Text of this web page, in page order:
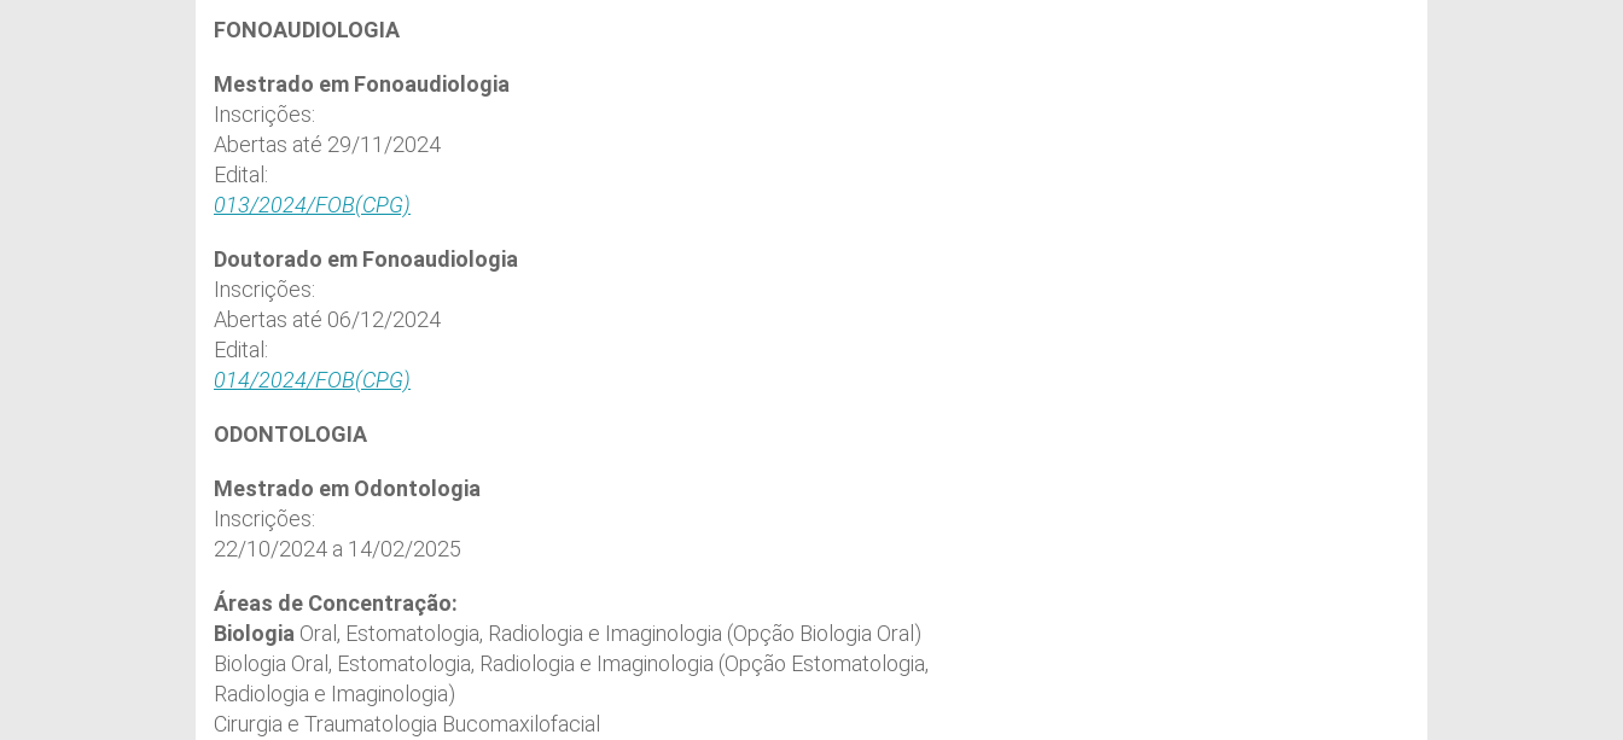
FONOAUDIOLOGIA
Mestrado em Fonoaudiologia
Inscrições:
Abertas até 29/11/2024
Edital:
013/2024/FOB(CPG)
Doutorado em Fonoaudiologia
Inscrições:
Abertas até 06/12/2024
Edital:
014/2024/FOB(CPG)
ODONTOLOGIA
Mestrado em Odontologia
Inscrições:
22/10/2024 a 14/02/2025
Áreas de Concentração:
Biologia Oral, Estomatologia, Radiologia e Imaginologia (Opção Biologia Oral)
Biologia Oral, Estomatologia, Radiologia e Imaginologia (Opção Estomatologia,
Radiologia e Imaginologia)
Cirurgia e Traumatologia Bucomaxilofacial